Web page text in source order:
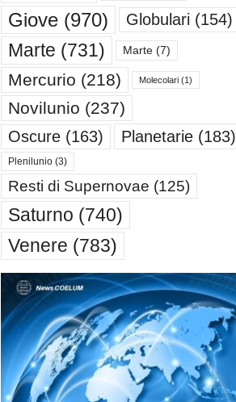
Giove(970) Globulari (154)
Marte (731) Marte(7)
Mercurio (218) Molecolari(1)
Novilunio (237)
Oscure(163) Planetarie(183)
Plenilunio(3)
Resti di Supernovae (125)
Saturno (740)
Venere (783)